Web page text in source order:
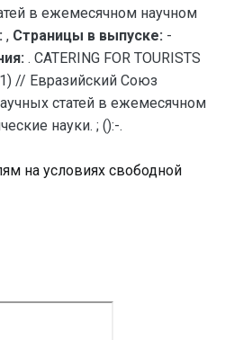
в ежемесячном научном
, Страницы в выпуске: -
. CATERING FOR TOURISTS
// Евразийский Союз
статей в ежемесячном
науки. ; ():-.
на условиях свободной